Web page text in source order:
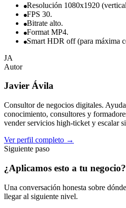
Resolución 1080x1920
FPS 30.
Bitrate alto.
Format MP4.
Smart HDR off (para máxima
JA
Autor
Javier Ávila
Consultor de negocios digitales.
conocimiento, consultores y
vender servicios high-ticket y escalar
Ver perfil completo →
Siguiente paso
¿Aplicamos esto a tu negocio?
Una conversación honesta sobre
llegar al siguiente nivel.